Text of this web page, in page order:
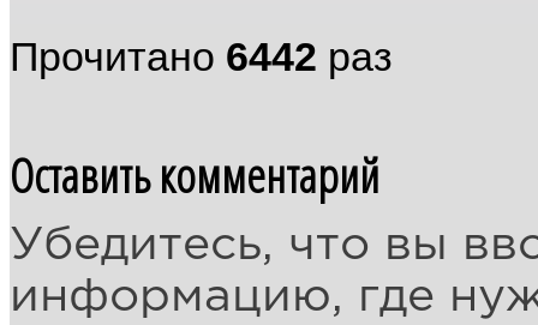
Прочитано 6442 раз
Оставить комментарий
Убедитесь, что вы
информацию, где